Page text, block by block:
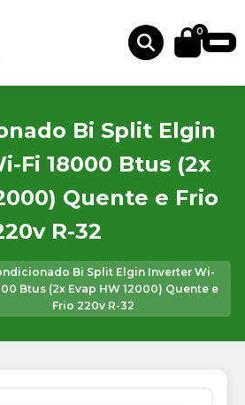
0
Bi Split Elgin
Fi 18000 Btus (2x
Quente e Frio
R-32
Bi Split Elgin Inverter Wi-
Btus (2x Evap HW 12000) Quente e
Frio 220v R-32